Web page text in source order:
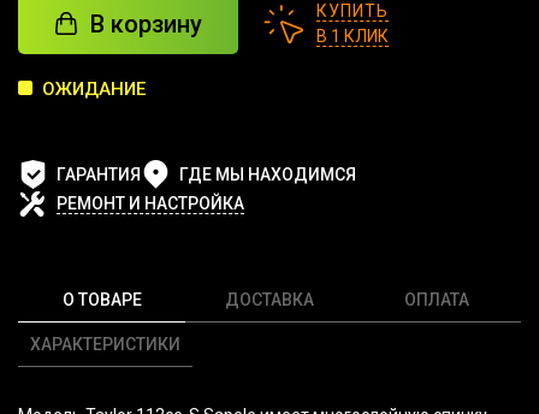
В корзину
КУПИТЬ
В 1 КЛИК
ОЖИДАНИЕ
ГАРАНТИЯ
ГДЕ МЫ НАХОДИМСЯ
РЕМОНТ И НАСТРОЙКА
О ТОВАРЕ
ХАРАКТЕРИСТИКИ
ДОСТАВКА ОПЛАТА